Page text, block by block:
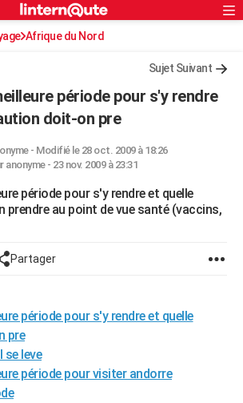
S'inscrire
Connexion
Afrique du Nord
Sujet Suivant
période pour s'y rendre
doit-on pre
- Modifié le 28 oct. 2009 à 18:26
anonyme - 23 nov. 2009 à 23:31
période pour s'y rendre et quelle
au point de vue santé (vaccins,
Partager
période pour s'y rendre et quelle
pre
se leve
période pour visiter andorre